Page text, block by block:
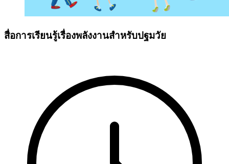
สื่อการเรียนรู้เรื่องพลังงานสำหรับปฐมวัย